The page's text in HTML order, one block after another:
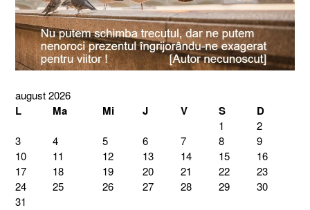
august 2026
L Ma Mi J V S D
1
2
3
4 5 6 7 8
9
10
11 12 13 14 15
16
17
18 19 20 21 22
23
24
25 26 27 28 29
30
31